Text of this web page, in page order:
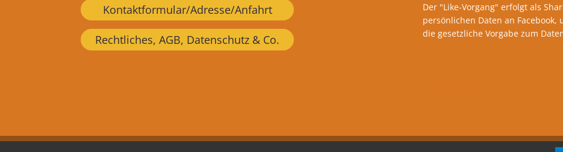
Kontaktformular/Adresse/Anfahrt
Rechtliches, AGB, Datenschutz & Co.
Der "Like-Vorgang" erfolgt als
persönlichen Daten an
die gesetzliche Vorgabe zum